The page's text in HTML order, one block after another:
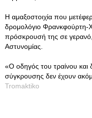
Η αμαξοστοιχία που
δρομολόγιο Φρανκφούρτη-
πρόσκρουσή της σε
Αστυνομίας.
«Ο οδηγός του τραίνου και
σύγκρουσης δεν έχουν ακόμη
Tromaktiko